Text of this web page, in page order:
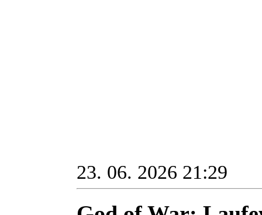
23. 06. 2026 21:29